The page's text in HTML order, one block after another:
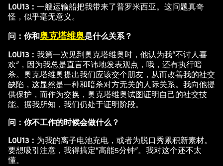
L0U13： 一艘运输船把我带来了普罗米西亚。这问题真奇
怪，似乎毫无意义。
问：你和奥克塔维奥是什么关系？
L0U13： 我第一次见到奥克塔维奥时，他认为我“不讨人喜
欢”，因为我总是直言不讳地发表观点，哦，还有执行暗
杀。奥克塔维奥提出我们应该交个朋友，从而改善我的社交
缺陷，这显然是一种和暗杀对方无关的人际关系。我向他提
供保护，而作为交换，奥克塔维奥试图证明自己的社交技
能。据我所知，我们仍处于证明阶段。
问：你不工作的时候会做什么？
L0U13： 为我的离子电池充电，或者为脱口秀累积新素材。
要想吸引注意，我得搞定“高能5分钟”。我对这个还不太
懂。